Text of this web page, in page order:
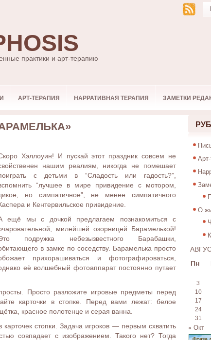
практики и арт-терапию
АРТ-ТЕРАПИЯ НАРРАТИВНАЯ ТЕРАПИЯ ЗАМЕТКИ
Хэллоуин! И пускай этот праздник совсем не
нашим реалиям, никогда не помешает
с детьми в “Сладость или гадость?”,
“лучшее в мире привидение с мотором,
но симпатичное”, не менее симпатичного
и Кентервильское привидение.
ещё мы с дочкой предлагаем познакомиться с
милейшей озорницей Барамелькой!
подружка небезызвестного Барабашки,
в замке по соседству. Барамелька просто
прихорашиваться и фотографироваться,
её волшебный фотоаппарат постоянно путает
Просто разложите игровые предметы перед
карточки в стопке. Перед вами лежат: белое
красное полотенце и серая ванна.
стопки. Задача игроков — первым схватить
совпадает с изображением. Такого нет? Тогда
О
Пн
3
10
17
24
31
« Окт